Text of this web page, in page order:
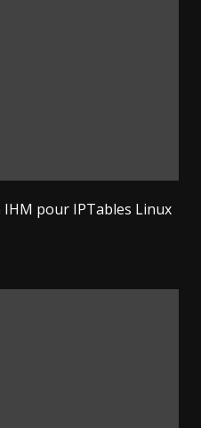
IHM pour IPTables Linux